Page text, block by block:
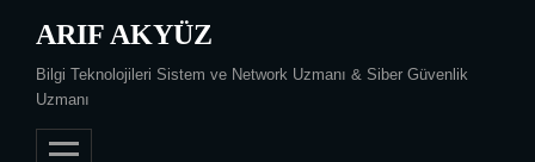
content
ARIF AKYÜZ
Bilgi Teknolojileri Sistem ve Network Uzmanı & Siber Güvenlik
Uzmanı